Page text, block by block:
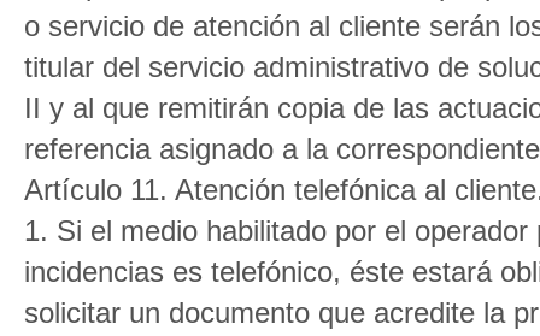
o servicio de atención al cliente serán
titular del servicio administrativo de
II y al que remitirán copia de las
referencia asignado a la
Artículo 11. Atención telefónica al
1. Si el medio habilitado por el
incidencias es telefónico, éste estará
solicitar un documento que acredite la